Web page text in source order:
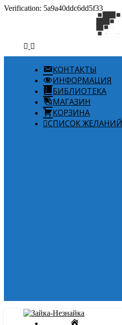
Verification: 5a9a40ddc6dd5f33
КОНТАКТЫ
ИНФОРМАЦИЯ
БИБЛИОТЕКА
МАГАЗИН
КОРЗИНА
СПИСОК ЖЕЛАНИЙ